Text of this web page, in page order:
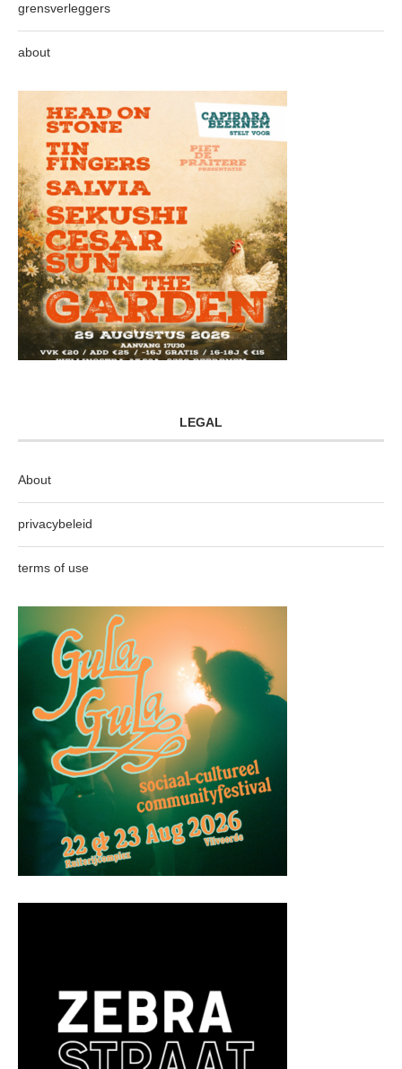
grensverleggers
about
LEGAL
About
privacybeleid
terms of use